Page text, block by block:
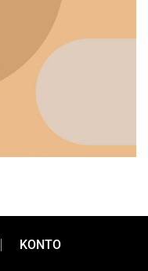
KONTO